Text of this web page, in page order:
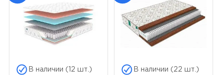
В наличии (12 шт.) В наличии (22 шт.)